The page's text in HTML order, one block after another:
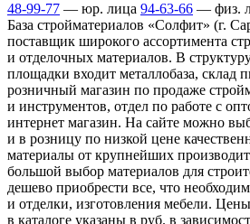
48-99-77 — юр. лица 94-63-66 — физ.
База стройматериалов «Солфит» (г.
поставщик широкого ассортимента
и отделочных материалов. В
площадки входит металлобаза, склад
розничный магазин по продаже
и инструментов, отдел по работе с
интернет магазин. На сайте можно
и в розницу по низкой цене
материалы от крупнейших
большой выбор материалов для
дешево приобрести все, что
и отделки, изготовления мебели.
в каталоге указаны в руб. в